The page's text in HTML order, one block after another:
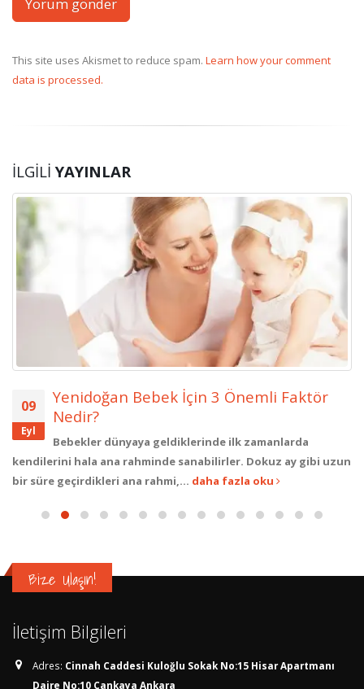
This site uses Akismet to reduce spam. Learn how your comment
data is processed.
İLGILIYAYINLAR
09
Eyl
Yenidoğan Bebek İçin 3 Önemli Faktör
Nedir?
Bebekler dünyaya geldiklerinde ilk zamanlarda
kendilerini hala ana rahminde sanabilirler. Dokuz ay gibi uzun
bir süre geçirdikleri ana rahmi,... daha fazla oku
Bize Ulaşın!
İletişim Bilgileri
Adres: Cinnah Caddesi Kuloğlu Sokak No:15 Hisar Apartmanı
Daire No:10 Çankaya Ankara